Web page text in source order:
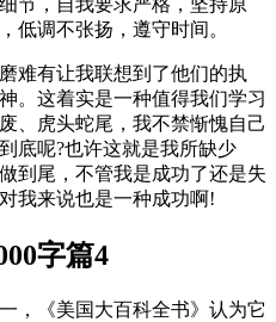
节，自我要求严格，坚持原
低调不张扬，遵守时间。
难有让我联想到了他们的执
。这着实是一种值得我们学习
、虎头蛇尾，我不禁惭愧自己
底呢?也许这就是我所缺少
到尾，不管我是成功了还是失
我来说也是一种成功啊!
字篇4
，《美国大百科全书》认为它